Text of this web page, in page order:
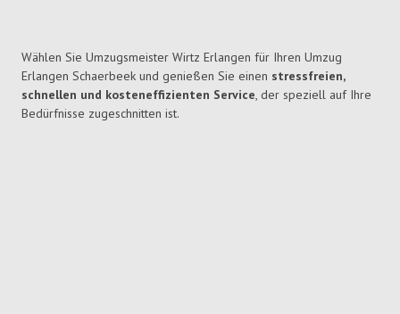
Wählen Sie Umzugsmeister Wirtz Erlangen für Ihren Umzug
Erlangen Schaerbeek und genießen Sie einen stressfreien,
schnellen und kosteneffizienten Service, der speziell auf Ihre
Bedürfnisse zugeschnitten ist.